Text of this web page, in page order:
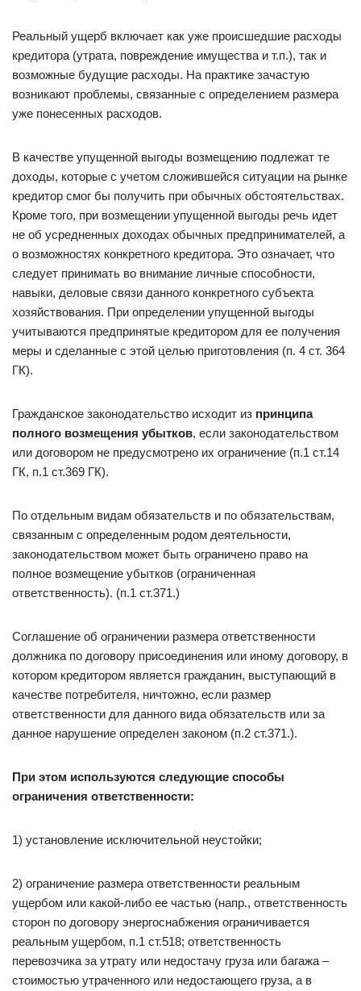
Реальный ущерб включает как уже происшедшие расходы
кредитора (утрата, повреждение имущества и т.п.), так и
возможные будущие расходы. На практике зачастую
возникают проблемы, связанные с определением размера
уже понесенных расходов.
В качестве упущенной выгоды возмещению подлежат те
доходы, которые с учетом сложившейся ситуации на рынке
кредитор смог бы получить при обычных обстоятельствах.
Кроме того, при возмещении упущенной выгоды речь идет
не об усредненных доходах обычных предпринимателей, а
о возможностях конкретного кредитора. Это означает, что
следует принимать во внимание личные способности,
навыки, деловые связи данного конкретного субъекта
хозяйствования. При определении упущенной выгоды
учитываются предпринятые кредитором для ее получения
меры и сделанные с этой целью приготовления (п. 4 ст. 364
ГК).
Гражданское законодательство исходит из принципа
полного возмещения убытков, если законодательством
или договором не предусмотрено их ограничение (п.1 ст.14
ГК, п.1 ст.369 ГК).
По отдельным видам обязательств и по обязательствам,
связанным с определенным родом деятельности,
законодательством может быть ограничено право на
полное возмещение убытков (ограниченная
ответственность). (п.1 ст.371.)
Соглашение об ограничении размера ответственности
должника по договору присоединения или иному договору, в
котором кредитором является гражданин, выступающий в
качестве потребителя, ничтожно, если размер
ответственности для данного вида обязательств или за
данное нарушение определен законом (п.2 ст.371.).
При этом используются следующие способы
ограничения ответственности:
1) установление исключительной неустойки;
2) ограничение размера ответственности реальным
ущербом или какой-либо ее частью (напр., ответственность
сторон по договору энергоснабжения ограничивается
реальным ущербом, п.1 ст.518; ответственность
перевозчика за утрату или недостачу груза или багажа –
стоимостью утраченного или недостающего груза, а в